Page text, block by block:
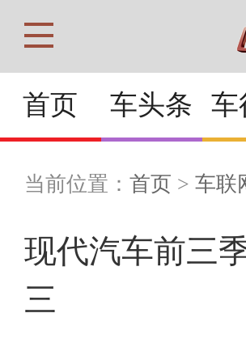
首页 车头条 车
当前位置： 首页 > 车联
现代汽车前三
三